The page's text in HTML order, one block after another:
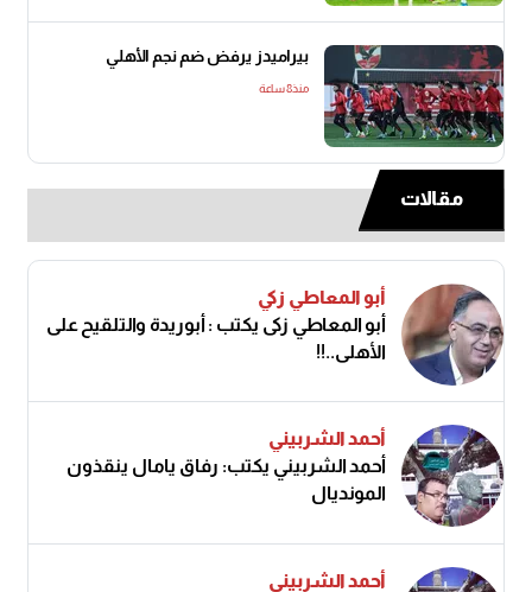
بيراميدز يرفض ضم نجم الأهلي
منذ8 ساعة
مقالات
أبو المعاطي زكي
أبو المعاطي زكى يكتب : أبوريدة والتلقيح على
الأهلى..!!
أحمد الشربيني
أحمد الشربيني يكتب: رفاق يامال ينقذون
المونديال
أحمد الشربيني